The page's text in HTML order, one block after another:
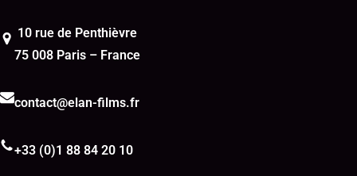
10 rue de Penthièvre
75 008 Paris – France
contact@elan-films.fr
+33 (0)1 88 84 20 10